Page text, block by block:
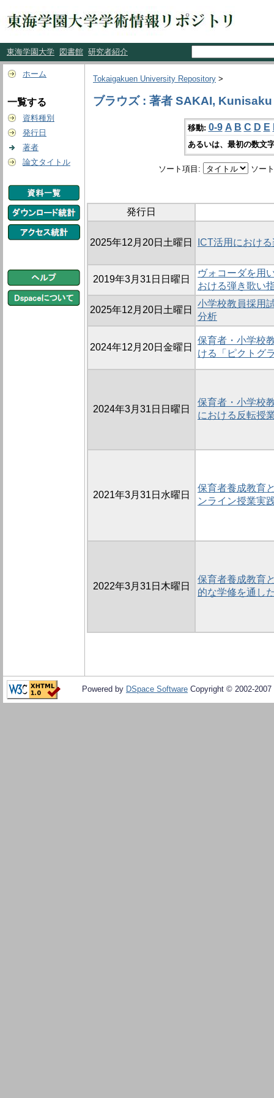
東海学園大学 図書館 研究者紹介
ホーム
一覧する
資料種別
発行日
著者
論文タイトル
Tokaigakuen University Repository >
ブラウズ : 著者 SAKAI, Kunisaku
移動: 0-9 A B C D E
あるいは、最初の数文
ソート項目: ソー
発行日
2025年12月20日土曜日 ICT活用におけ
2019年3月31日日曜日
ヴォコーダを
おける弾き歌い
2025年12月20日土曜日
小学校教員採用
分析
2024年12月20日金曜日
保育者・小学校
ける「ピクトグ
2024年3月31日日曜日
保育者・小学校
における反転授
2021年3月31日水曜日
保育者養成教育
ンライン授業実
2022年3月31日木曜日
保育者養成教育
的な学修を通し
Powered by DSpace Software Copyright © 2002-2007